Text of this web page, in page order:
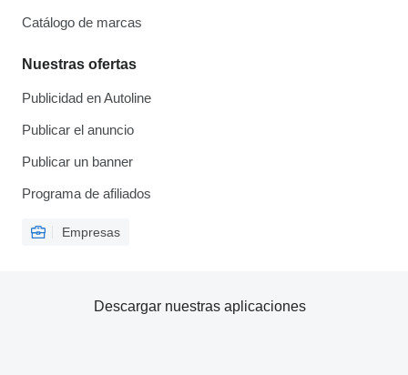
Catálogo de marcas
Nuestras ofertas
Publicidad en Autoline
Publicar el anuncio
Publicar un banner
Programa de afiliados
Empresas
Descargar nuestras aplicaciones